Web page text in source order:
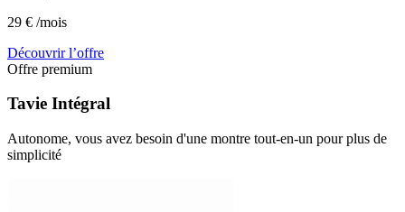
29 € /mois
Découvrir l’offre
Offre premium
Tavie Intégral
Autonome, vous avez besoin d'une montre tout-en-un pour plus de
simplicité